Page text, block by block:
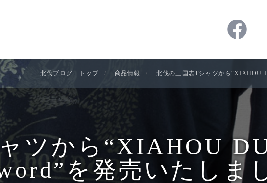
北伐ブログ - トップ 商品情報 北伐の三国志Tシャツから“XIAHOU
ツから“XIAHOU
を発売いたしま